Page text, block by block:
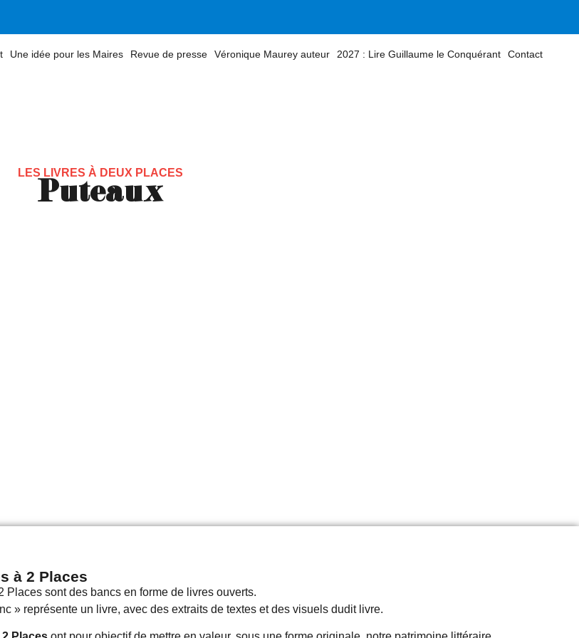
Une idée pour les Maires Revue de presse Véronique Maurey auteur 2027 : Lire Guillaume le Conquérant Contact
LES LIVRES À DEUX PLACES
Puteaux
à 2 Places
Places sont des bancs en forme de livres ouverts.
» représente un livre, avec des extraits de textes et des visuels dudit livre.